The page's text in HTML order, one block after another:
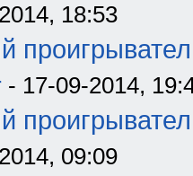
18:53
- 17-09-2014,
09:09